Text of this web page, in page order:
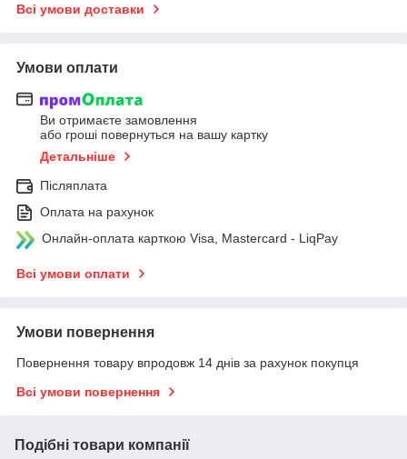
Всі умови доставки
Умови оплати
Ви отримаєте замовлення
або гроші повернуться на вашу картку
Детальніше
Післяплата
Оплата на рахунок
Онлайн-оплата карткою Visa, Mastercard - LiqPay
Всі умови оплати
Умови повернення
Повернення товару впродовж 14 днів за рахунок покупця
Всі умови повернення
Подібні товари компанії